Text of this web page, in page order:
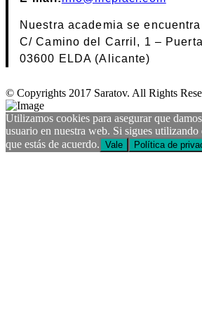
Nuestra academia se
C/ Camino del Carril, 1 –
03600 ELDA (Alicante)
© Copyrights 2017 Saratov. All Rights
Utilizamos cookies para asegurar que
usuario en nuestra web. Si sigues utilizando
que estás de acuerdo. Vale Política de